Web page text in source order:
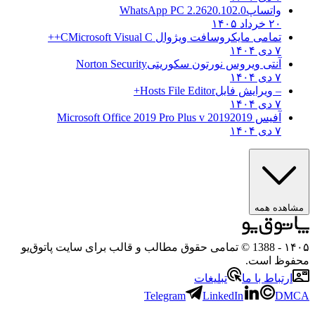
واتساپWhatsApp PC 2.2620.102.0
۲۰ خرداد ۱۴۰۵
تمامی مایکروسافت ویژوال C Microsoft Visual C++
۷ دی ۱۴۰۴
آنتی ویروس نورتون سکوریتیNorton Security
۷ دی ۱۴۰۴
– ویرایش فایلHosts File Editor+
۷ دی ۱۴۰۴
آفیس 2019 2019 Microsoft Office 2019 Pro Plus v
۷ دی ۱۴۰۴
مشاهده همه
۱۴۰۵
- 1388 © تمامی حقوق مطالب و قالب برای سایت پاتوق‌یو
محفوظ است.
ارتباط با ما
تبلیغات
Telegram
LinkedIn DMCA